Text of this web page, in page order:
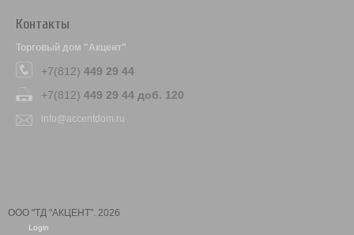
Контакты
Торговый дом "Акцент"
+7(812) 449 29 44
+7(812) 449 29 44 доб. 120
info@accentdom.ru
ООО "ТД "АКЦЕНТ". 2026
Login